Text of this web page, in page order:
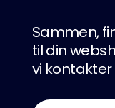
Sammen,
til din
vi